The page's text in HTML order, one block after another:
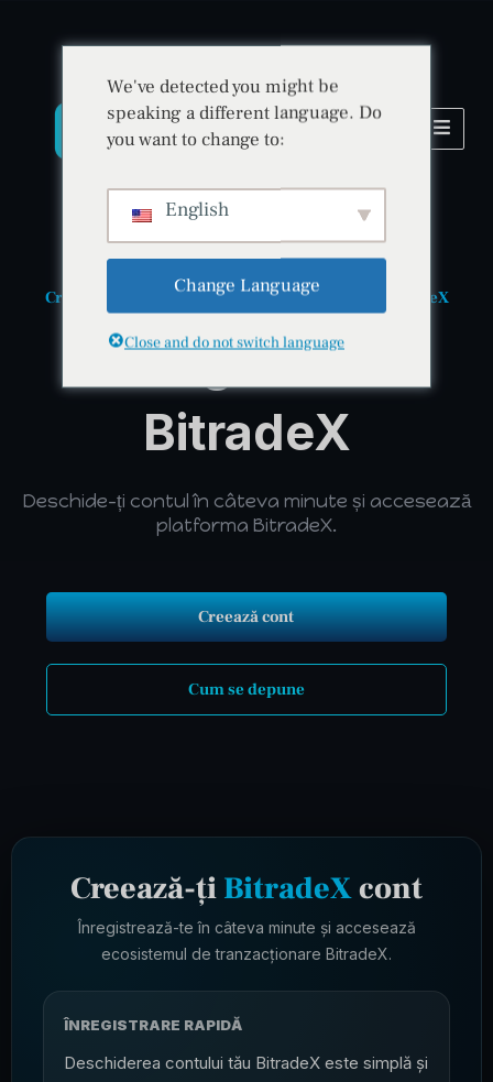
Creează-ți contul • Începe astăzi • Alătură-te BitradeX
Înregistrare
BitradeX
Deschide-ți contul în câteva minute și accesează
platforma BitradeX.
Creează cont
Cum se depune
Creează-țiBitradeXcont
Înregistrează-te în câteva minute și accesează
ecosistemul de tranzacționare BitradeX.
ÎNREGISTRARE RAPIDĂ
Deschiderea contului tău BitradeX este simplă și
We've detected you might be
speaking a different language. Do
you want to change to:
English
Change Language
Close and do not switch language